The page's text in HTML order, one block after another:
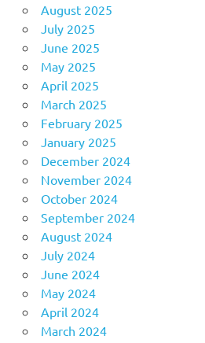
August 2025
July 2025
June 2025
May 2025
April 2025
March 2025
February 2025
January 2025
December 2024
November 2024
October 2024
September 2024
August 2024
July 2024
June 2024
May 2024
April 2024
March 2024